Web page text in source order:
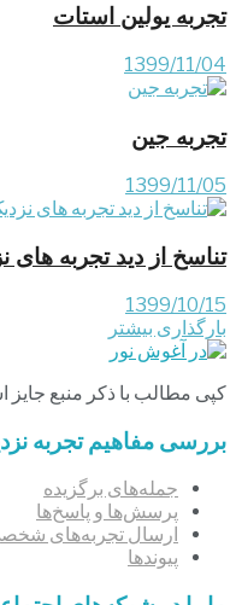
تجربه یولین استات
1399/11/04
تجربه جین
1399/11/05
تناسخ از دید تجربه های
1399/10/15
بارگذاری بیشتر
کپی مطالب با ذکر منبع
بررسی مفاهیم تجربه‌
جمله‌های برگزیده
پرسش‌ها و پاسخ‌ها
ارسال تجربه‌های
پیوندها